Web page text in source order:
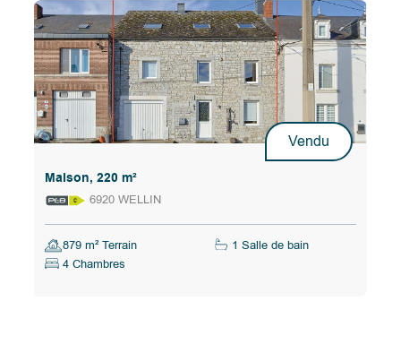
Vendu
Maison, 220 m²
6920 WELLIN
879 m² Terrain
1 Salle de bain
4 Chambres